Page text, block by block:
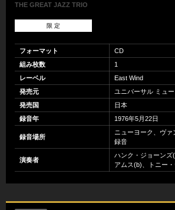
THE GREAT JAZZ TRIO
限 定
フォーマット
CD
組み枚数
1
レーベル
East Wind
発売元
ユニバーサル ミュ
発売国
日本
録音年
1976年5月22日
録音場所
ニューヨーク、ヴ
録音
演奏者
ハンク・ジョーンズ
アムス(b)、トニー